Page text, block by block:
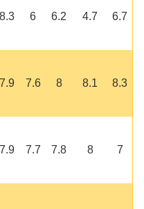
8.3 6 6.2 4.7 6.7
7.9 7.6 8 8.1 8.3
7.9 7.7 7.8 8 7